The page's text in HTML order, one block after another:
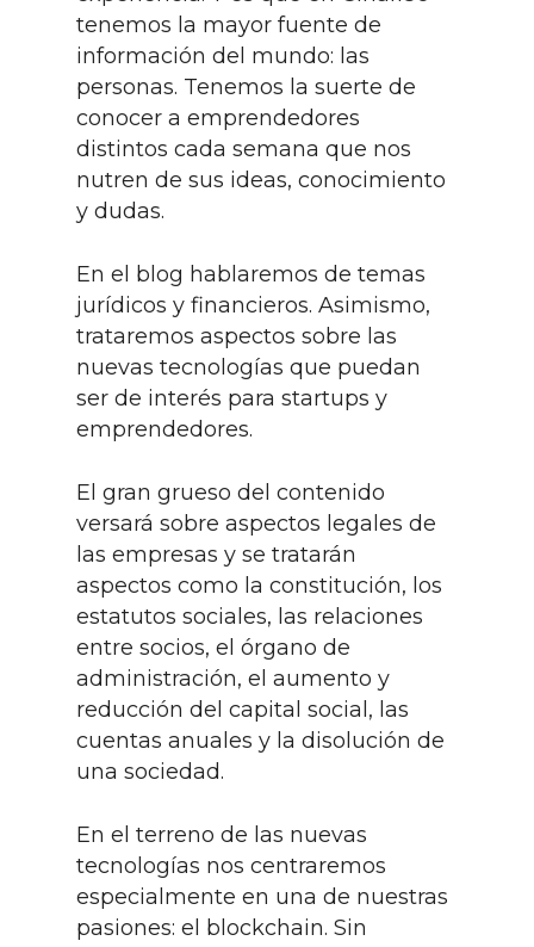
tenemos la mayor fuente de
información del mundo: las
personas. Tenemos la suerte de
conocer a emprendedores
distintos cada semana que nos
nutren de sus ideas, conocimiento
y dudas.
En el blog hablaremos de temas
jurídicos y financieros. Asimismo,
trataremos aspectos sobre las
nuevas tecnologías que puedan
ser de interés para startups y
emprendedores.
El gran grueso del contenido
versará sobre aspectos legales de
las empresas y se tratarán
aspectos como la constitución, los
estatutos sociales, las relaciones
entre socios, el órgano de
administración, el aumento y
reducción del capital social, las
cuentas anuales y la disolución de
una sociedad.
En el terreno de las nuevas
tecnologías nos centraremos
especialmente en una de nuestras
pasiones: el blockchain. Sin